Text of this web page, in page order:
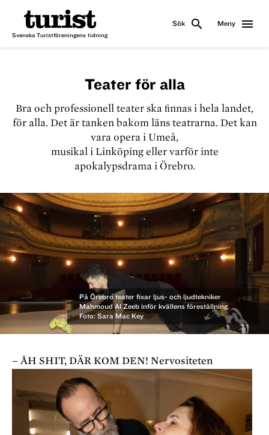
Svenska Turistföreningens tidning
Sök search Meny menu
Teater för alla
Bra och professionell teater ska ﬁnnas i hela landet,
för alla. Det är tanken bakom läns teatrarna. Det kan
vara opera i Umeå,
musikal i Linköping eller varför inte
apokalypsdrama i Örebro.
På Örebro teater fixar ljus- och ljudtekniker
Mahmoud Al Zeeb inför kvällens föreställning.
Foto: Sara Mac Key
– ÅH SHIT, DÄR KOM DEN! Nervositeten